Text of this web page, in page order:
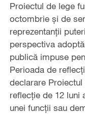
Proiectul de lege
octombrie și de
reprezentanții
perspectiva
publică impuse
Perioada de
declarare
reflecție de 12 luni
unei funcții sau